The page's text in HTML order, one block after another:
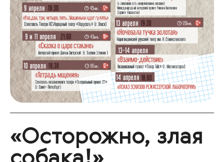
«Осторожно, злая